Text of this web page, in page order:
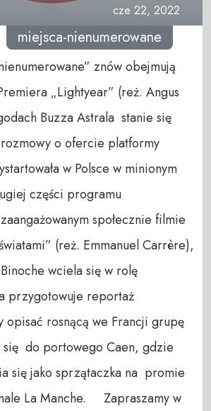
cze 22, 2022
miejsca-nienumerowane
znów obejmują
„Lightyear” (reż. Angus
Buzza Astrala stanie się
o ofercie platformy
w Polsce w minionym
części programu
społecznie filmie
(reż. Emmanuel Carrère),
wciela się w rolę
przygotowuje reportaż
rosnącą we Francji grupę
się do portowego Caen, gdzie
się jako sprzątaczka na promie
La Manche. Zapraszamy w